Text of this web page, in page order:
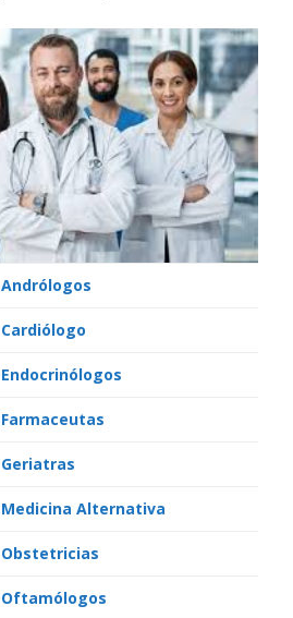
Andrólogos
Cardiólogo
Endocrinólogos
Farmaceutas
Geriatras
Medicina Alternativa
Obstetricias
Oftamólogos